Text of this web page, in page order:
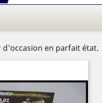
d'occasion en parfait état.